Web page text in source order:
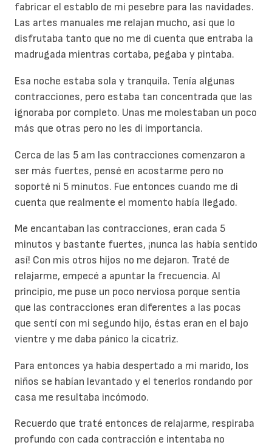
fabricar el establo de mi pesebre para las navidades.
Las artes manuales me relajan mucho, así que lo
disfrutaba tanto que no me di cuenta que entraba la
madrugada mientras cortaba, pegaba y pintaba.
Esa noche estaba sola y tranquila. Tenía algunas
contracciones, pero estaba tan concentrada que las
ignoraba por completo. Unas me molestaban un poco
más que otras pero no les di importancia.
Cerca de las 5 am las contracciones comenzaron a
ser más fuertes, pensé en acostarme pero no
soporté ni 5 minutos. Fue entonces cuando me di
cuenta que realmente el momento había llegado.
Me encantaban las contracciones, eran cada 5
minutos y bastante fuertes, ¡nunca las había sentido
así! Con mis otros hijos no me dejaron. Traté de
relajarme, empecé a apuntar la frecuencia. Al
principio, me puse un poco nerviosa porque sentía
que las contracciones eran diferentes a las pocas
que sentí con mi segundo hijo, éstas eran en el bajo
vientre y me daba pánico la cicatriz.
Para entonces ya había despertado a mi marido, los
niños se habían levantado y el tenerlos rondando por
casa me resultaba incómodo.
Recuerdo que traté entonces de relajarme, respiraba
profundo con cada contracción e intentaba no